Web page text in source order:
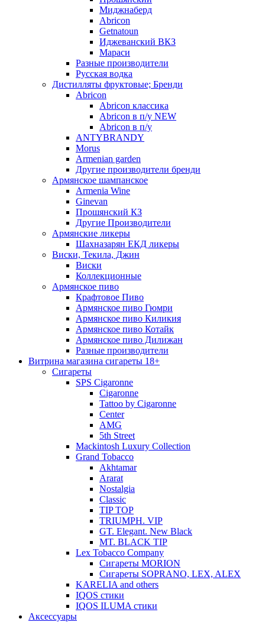
Миджнаберд
Abricon
Getnatoun
Иджеванский ВКЗ
Мараси
Разные производители
Русская водка
Дистилляты фруктовые; Бренди
Abricon
Abricon классика
Abricon в п/у NEW
Abricon в п/у
ANTYBRANDY
Morus
Armenian garden
Другие производители бренди
Армянское шампанское
Armenia Wine
Ginevan
Прошянский КЗ
Другие Производители
Армянские ликеры
Шахназарян ЕКД ликеры
Виски, Текила, Джин
Виски
Коллекционные
Армянское пиво
Крафтовое Пиво
Армянское пиво Гюмри
Армянское пиво Киликия
Армянское пиво Котайк
Армянское пиво Дилижан
Разные производители
Витрина магазина сигареты 18+
Cигареты
SPS Cigaronne
Сigaronne
Tattoo by Cigaronne
Center
AMG
5th Street
Mackintosh Luxury Collection
Grand Tobacco
Akhtamar
Ararat
Nostalgia
Classic
TIP TOP
TRIUMPH. VIP
GT. Elegant. New Black
MT. BLACK TIP
Lex Tobacco Company
Сигареты MORION
Сигареты SOPRANO, LEX, ALEX
KARELIA and others
IQOS стики
IQOS ILUMA стики
Аксессуары